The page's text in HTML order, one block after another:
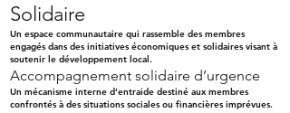
Solidaire
Un espace communautaire qui rassemble des membres
engagés dans des initiatives économiques et solidaires visant à
soutenir le développement local.
Accompagnement solidaire d’urgence
Un mécanisme interne d’entraide destiné aux membres
confrontés à des situations sociales ou financières imprévues.